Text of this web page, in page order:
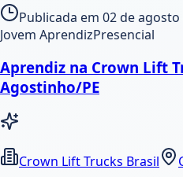
Publicada em 02 de agosto
Jovem AprendizPresencial
Aprendiz na Crown Lift
Agostinho/PE
Crown Lift Trucks Brasil